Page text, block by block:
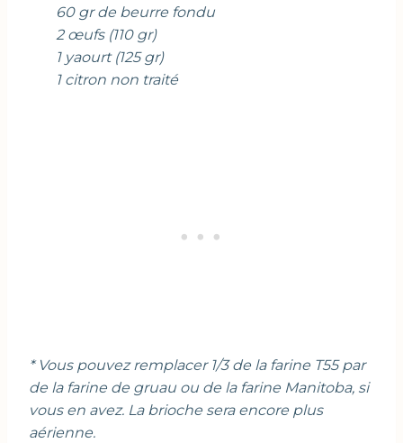
60 gr de beurre fondu
2 œufs (110 gr)
1 yaourt (125 gr)
1 citron non traité
* Vous pouvez remplacer 1/3 de la farine T55 par
de la farine de gruau ou de la farine Manitoba, si
vous en avez. La brioche sera encore plus
aérienne.